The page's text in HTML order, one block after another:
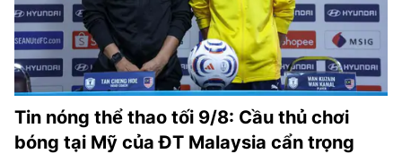
Tin nóng thể thao tối 9/8: Cầu thủ chơi
bóng tại Mỹ của ĐT Malaysia cẩn trọng